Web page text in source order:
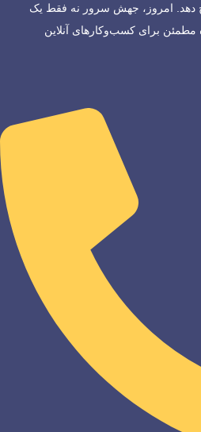
دهد. امروز، جهش سرور نه فقط یک
مطمئن برای کسب‌وکارهای آنلاین